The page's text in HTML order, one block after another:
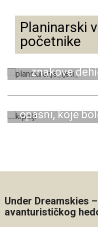
Planinarski
početnike
znakove
kako se
opasni, koje
Under Dreamskies
avanturističkog